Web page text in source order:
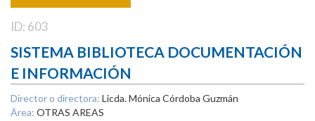
ID: 603
SISTEMA BIBLIOTECA DOCUMENTACIÓN
E INFORMACIÓN
Director o directora: Licda. Mónica Córdoba Guzmán
Área: OTRAS AREAS